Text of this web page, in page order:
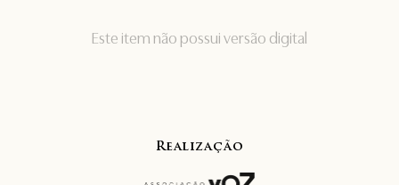
Este item não possui versão digital
Realização